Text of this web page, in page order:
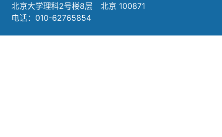
北京大学理科2号楼8层 北京 100871
电话：010-62765854